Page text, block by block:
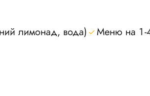
лимонад, вода)
Меню на 1-